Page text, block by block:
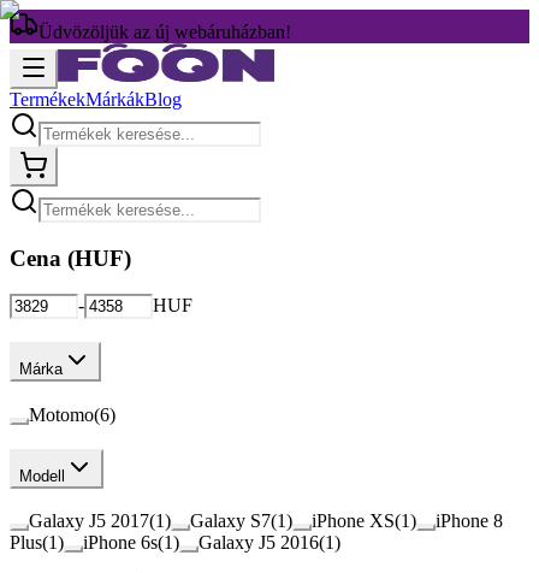
Üdvözöljük az új webáruházban!
TermékekMárkákBlog
Cena (HUF)
- HUF
Márka
Motomo(6)
Modell
Galaxy J5 2017(1) Galaxy S7(1) iPhone XS(1)
iPhone 8
Plus(1) iPhone 6s(1) Galaxy J5 2016(1)